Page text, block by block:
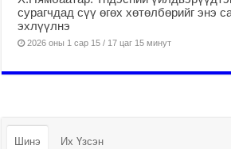
сурагчдад сүү өгөх хөтөлбөрийг энэ
эхлүүлнэ
2026 оны 1 сар 15 / 17 цаг 15 минут
Шинэ Их Үзсэн